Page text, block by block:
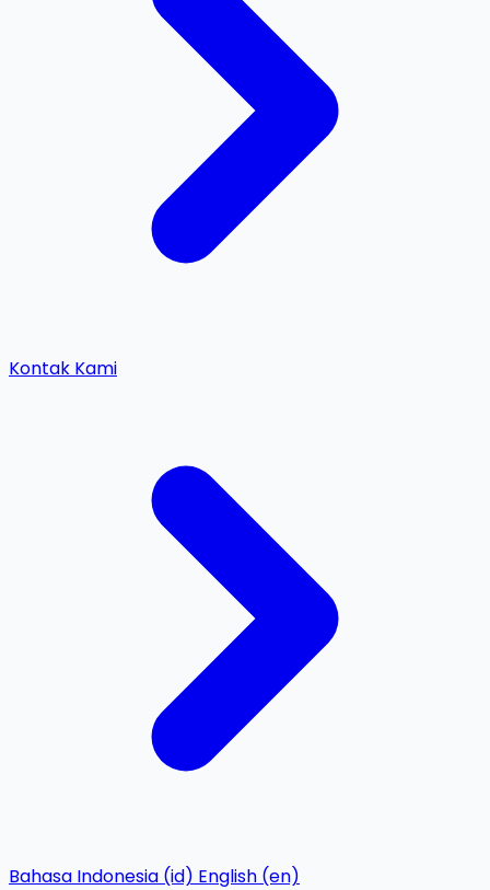
Kontak Kami
Bahasa Indonesia (id) English (en)